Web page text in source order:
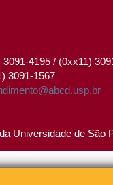
3091-4195 / (0xx11)
3091-1567
Universidade de São